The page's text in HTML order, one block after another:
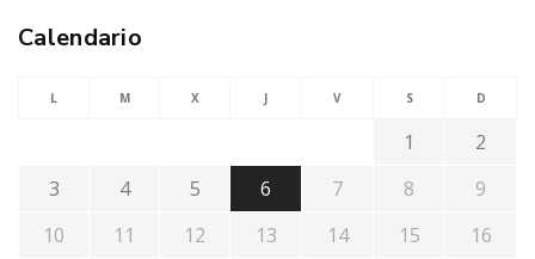
Calendario
L M X J V S D
1
2
3
4 5 6 7 8
9
10
11 12 13 14 15
16